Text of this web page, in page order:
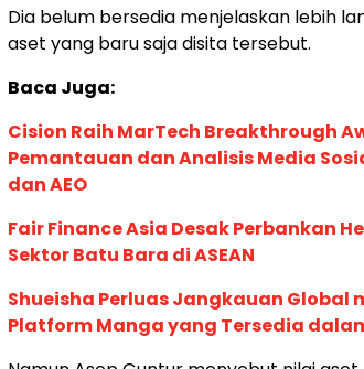
Dia belum bersedia menjelaskan lebih
aset yang baru saja disita tersebut.
Baca Juga:
Cision Raih MarTech Breakthrough
Pemantauan dan Analisis Media
dan AEO
Fair Finance Asia Desak Perbankan
Sektor Batu Bara di ASEAN
Shueisha Perluas Jangkauan Global
Platform Manga yang Tersedia